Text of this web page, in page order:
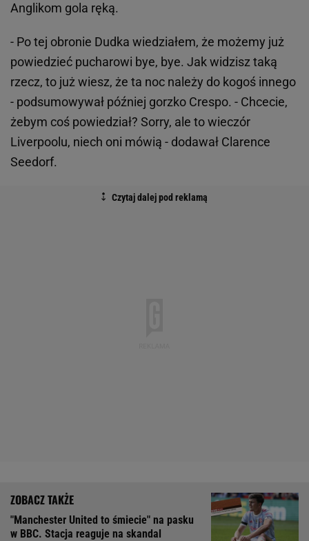
Anglikom gola ręką.
- Po tej obronie Dudka wiedziałem, że możemy już
powiedzieć pucharowi bye, bye. Jak widzisz taką
rzecz, to już wiesz, że ta noc należy do kogoś innego
- podsumowywał później gorzko Crespo. - Chcecie,
żebym coś powiedział? Sorry, ale to wieczór
Liverpoolu, niech oni mówią - dodawał Clarence
Seedorf.
"Manchester United to śmiecie" na pasku
w BBC. Stacja reaguje na skandal